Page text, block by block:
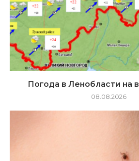
Погода в Ленобласти на
08.08.2026